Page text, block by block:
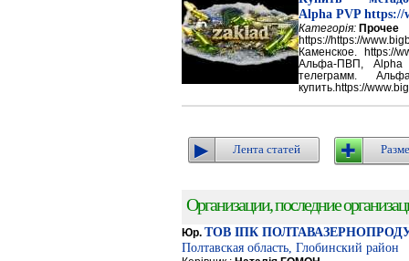
Alpha PVP https://
Категорія: Прочее
https://https://
Каменское. https://
Альфа-ПВП, Alpha
телеграмм.
купить.https://
Лента статей
Организации, последние
Юр. ТОВ ІПК
Полтавская область, Глобинский район